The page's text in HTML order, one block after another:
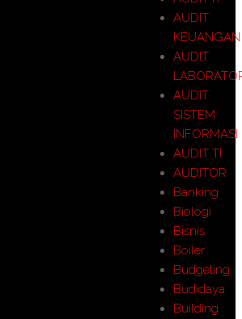
AUDIT
KEUANGAN
AUDIT
AUDIT
SISTEM
INFORMASI
AUDIT TI
AUDITOR
Banking
Biologi
Bisnis
Boiler
Budgeting
Budidaya
Building